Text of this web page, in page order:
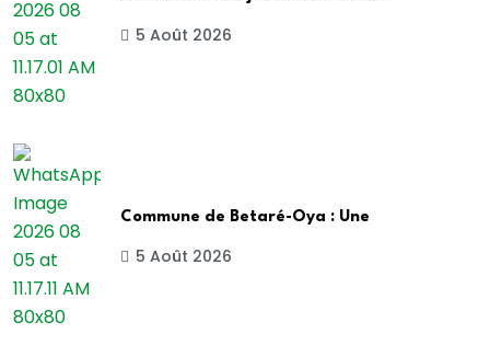
5 Août 2026
Commune de Betaré-Oya : Une
5 Août 2026